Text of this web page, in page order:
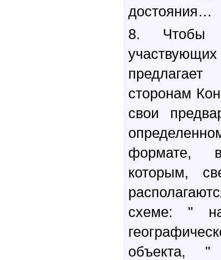
достояния…
8. Чтобы
сторонам
свои
формате,
которым,
схеме: "
объекта, "